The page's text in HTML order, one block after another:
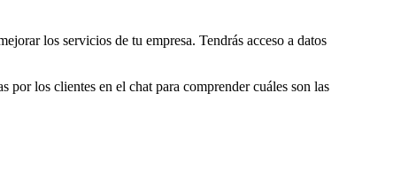
los servicios de tu empresa. Tendrás acceso a datos
por los clientes en el chat para comprender cuáles son las